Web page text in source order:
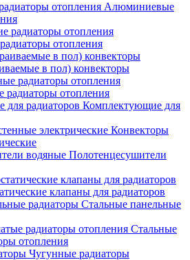
Алюминиевые
отопления
в пол) конвекторы
отопления
Комплектующие для
Конвекторы
Полотенцесушители
клапаны для радиаторов
Стальные панельные
Стальные
отопления
Чугунные радиаторы